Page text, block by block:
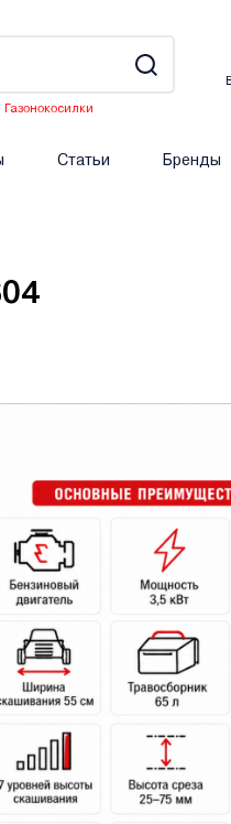
Газонокосилки
Статьи Бренды